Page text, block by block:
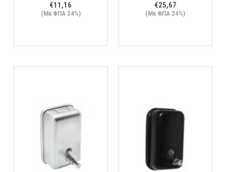
€11,16
(Με ΦΠΑ 24%)
€25,67
(Με ΦΠΑ 24%)